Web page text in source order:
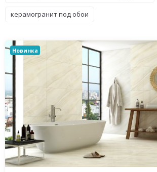
керамогранит под обои
Новинка